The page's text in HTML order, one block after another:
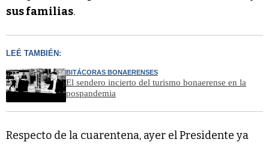
sus familias.
LEÉ TAMBIÉN:
BITÁCORAS BONAERENSES
El sendero incierto del turismo bonaerense en la
pospandemia
Respecto de la cuarentena, ayer el Presidente ya